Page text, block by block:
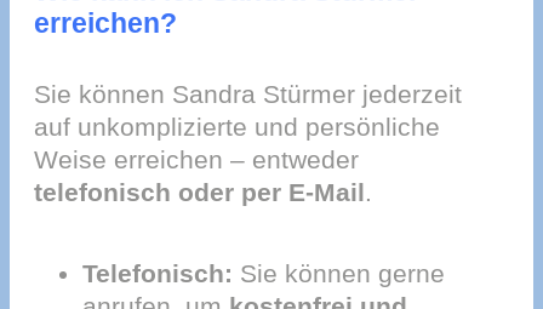
erreichen?
Sie können Sandra Stürmer jederzeit
auf unkomplizierte und persönliche
Weise erreichen – entweder
telefonisch oder per E-Mail
Telefonisch: Sie können gerne